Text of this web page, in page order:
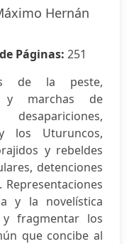
Hernán
Páginas: 251
de la peste,
y marchas de
desapariciones,
los Uturuncos,
y rebeldes
detenciones
y la novelística
fragmentar los
que concibe al